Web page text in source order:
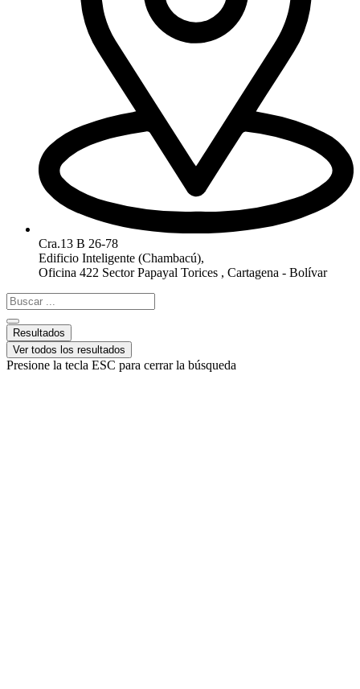
Cra.13 B 26-78
Edificio Inteligente (Chambacú),
Oficina 422 Sector Papayal Torices , Cartagena - Bolívar
Resultados
Ver todos los resultados
Presione la tecla ESC para cerrar la búsqueda